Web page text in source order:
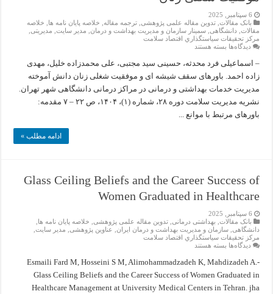
6 سپتامبر, 2025
بانک مقالات ,تدوین مقاله علمی پژوهشی ,ترجمه مقاله خلاصه پایان نامه ها
خلاصه
مقالات دانشگاهی ,سمینار سازمان و مدیریت بهداشت و درمان مدیر سایت مدیریتی
مركز تحقيقات سياستگذاري اقتصاد سلامت
دیدگاه‌ها برای
پژوهشی:
باورهای
سقف
شیشه
ای
و
شغلی
بسته هستند
– اسماعیلی فرد محدثه، حسینی سید مجتبی، علی محمدزاده خلیل، مهدی
زاده احمد. باورهای سقف شیشه ای و موفقیت شغلی زنان دانش آموخته
مدیریت خدمات بهداشتی و درمانی در مراکز درمانی دانشگاهی شهر تهران.
نشریه مدیریت سلامت دوره ۲۸، شماره (۱)، ۱۴۰۴، ص ۲۲ – ۷ مقدمه:
باورهای مرتبط با موانع ...
ادامه مطلب »
Glass Ceiling Beliefs and the Career Success of
Women Graduated in Healthcare
6 سپتامبر, 2025
بانک مقالات بهداشتی درمانی ,تدوین مقاله علمی پژوهشی خلاصه پایان نامه ها
دانشگاهی ,سازمان و مدیریت بهداشت و درمان ایران عناوین پژوهشی مدیر سایت
مركز تحقيقات سياستگذاري اقتصاد سلامت
دیدگاه‌ها برای
Ceiling
and
Career
بسته هستند
-Esmaili Fard M, Hosseini S M, Alimohammadzadeh K, Mahdizadeh A.
Glass Ceiling Beliefs and the Career Success of Women Graduated in
Healthcare Management at University Medical Centers in Tehran. jha